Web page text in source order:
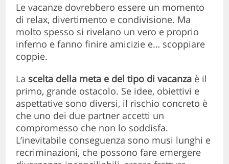
Le vacanze dovrebbero essere un momento
di relax, divertimento e condivisione. Ma
molto spesso si rivelano un vero e proprio
inferno e fanno finire amicizie e… scoppiare
coppie.
La scelta della meta e del tipo di vacanza è il
primo, grande ostacolo. Se idee, obiettivi e
aspettative sono diversi, il rischio concreto è
che uno dei due partner accetti un
compromesso che non lo soddisfa.
L’inevitabile conseguenza sono musi lunghi e
recriminazioni, che possono fare emergere